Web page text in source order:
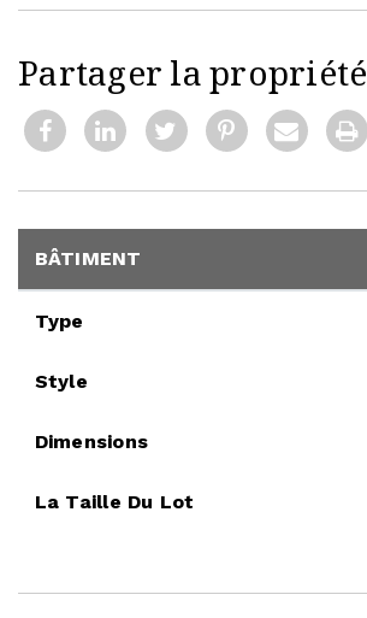
Partager la propriété
BÂTIMENT
Type
Style
Dimensions
La Taille Du Lot